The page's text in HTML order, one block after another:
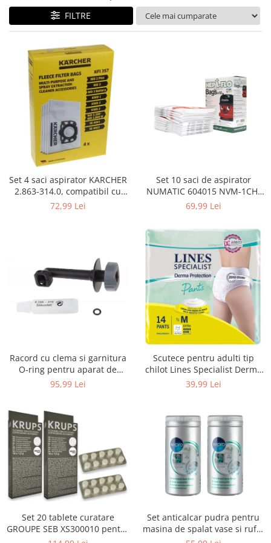
Curatenie si intretinere
Decoratiuni
Hobby-uri creative
Iluminat & Electrice
Jaluzele
Kit-uri automatizari porti si usi
Mobila dormitor
Mobila gradina & terasa
Mobila Living & Dining
Organizare si depozitare
Rafturi
Textile si covoare
Uscatoare rufe
Utilaje si materiale de constructii
Laptop, Tablete & Telefoane
Telefoane Mobile & accesorii
Wearable & Gadgeturi
Accesorii si piese masini spalat
rufe si uscatoare
Accesorii si piese masini spalat
vase
Aparate Frigorifice
Aparate Racire Aer
Aragaze si cuptoare cu microunde
Climatizare & sisteme de incalzire
Electrocasnice pentru Bucatarie
FILTRE
Set 4 saci aspirator KARCHER
2.863-314.0, compatibil cu
WD, KWD, SE
72,99 Lei
Set 10 saci de aspirator
NUMATIC 604015 NVM-1CH,
9L
69,99 Lei
Racord cu clema si garnitura
O-ring pentru aparat de
spalat cu presiune, KARCHER
95,99 Lei
Scutece pentru adulti tip
chilot Lines Specialist Derma
Protection Extra, 7 picaturi,
39,99 Lei
Set 20 tablete curatare
GROUPE SEB XS300010 pentru
espressoare Krups (2x10
Set anticalcar pudra pentru
masina de spalat vase si rufe,
WPRO 484000008416, 2 x 250g